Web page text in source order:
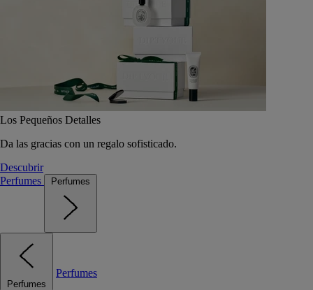
Los Pequeños Detalles
Da las gracias con un regalo sofisticado.
Descubrir
Perfumes
Perfumes
Perfumes
Perfumes